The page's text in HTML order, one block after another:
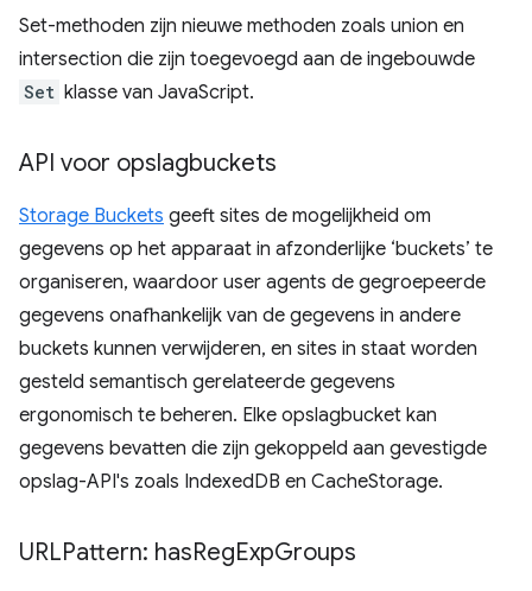
Set-methoden zijn nieuwe methoden zoals union en
intersection die zijn toegevoegd aan de ingebouwde
Set klasse van JavaScript.
API voor opslagbuckets
Storage Buckets geeft sites de mogelijkheid om
gegevens op het apparaat in afzonderlijke ‘buckets’ te
organiseren, waardoor user agents de gegroepeerde
gegevens onafhankelijk van de gegevens in andere
buckets kunnen verwijderen, en sites in staat worden
gesteld semantisch gerelateerde gegevens
ergonomisch te beheren. Elke opslagbucket kan
gegevens bevatten die zijn gekoppeld aan gevestigde
opslag-API's zoals IndexedDB en CacheStorage.
URLPattern: hasRegExpGroups